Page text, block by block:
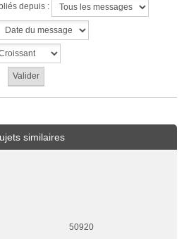
depuis :
similaires
50920